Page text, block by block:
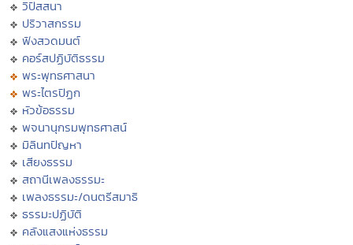
วิปัสสนา
ปริวาสกรรม
ฟังสวดมนต์
คอร์สปฏิบัติธรรม
พระพุทธศาสนา
พระไตรปิฏก
หัวข้อธรรม
พจนานุกรมพุทธศาสน์
มิลินทปัญหา
เสียงธรรม
สถานีเพลงธรรมะ
เพลงธรรมะ/ดนตรีสมาธิ
ธรรมะปฏิบัติ
คลังแสงแห่งธรรม